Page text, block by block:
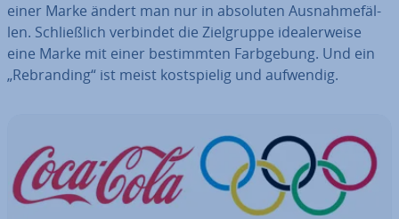
einer Marke ändert man nur in absoluten Aus­nah­me­fäl­
len. Schließ­lich verbindet die Ziel­grup­pe idea­ler­wei­se
eine Marke mit einer be­stimm­ten Farb­ge­bung. Und ein
„Re­bran­ding“ ist meist kost­spie­lig und aufwendig.